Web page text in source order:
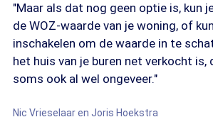
"Maar als dat nog geen optie is, kun
de WOZ-waarde van je woning, of
inschakelen om de waarde in te
het huis van je buren net verkocht is,
soms ook al wel ongeveer."
Nic Vrieselaar en Joris Hoekstra